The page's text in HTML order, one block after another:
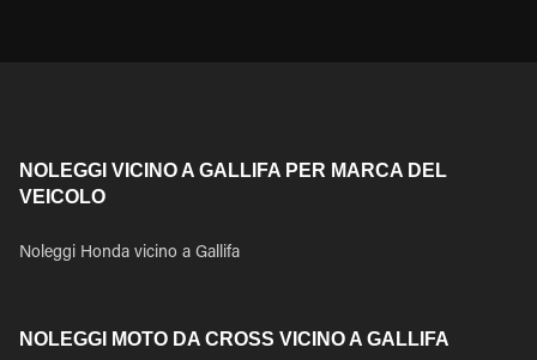
NOLEGGI VICINO A GALLIFA PER MARCA DEL
VEICOLO
Noleggi Honda vicino a Gallifa
NOLEGGI MOTO DA CROSS VICINO A GALLIFA